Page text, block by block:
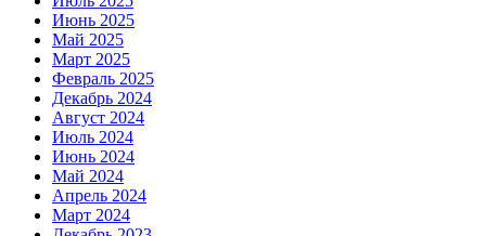
Июнь 2025
Май 2025
Март 2025
Февраль 2025
Декабрь 2024
Август 2024
Июль 2024
Июнь 2024
Май 2024
Апрель 2024
Март 2024